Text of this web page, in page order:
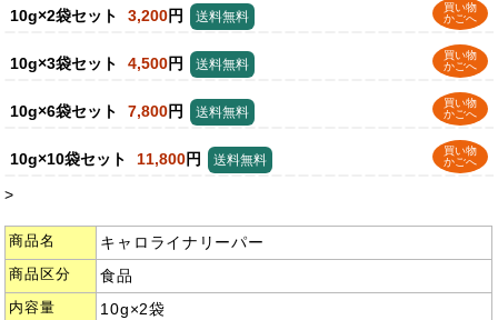
10g×2袋セット 3,200円
買い物
かごへ
送料無料
10g×3袋セット 4,500円
買い物
かごへ
送料無料
10g×6袋セット 7,800円
買い物
かごへ
送料無料
10g×10袋セット 11,800円
買い物
かごへ
送料無料
>
商品名 キャロライナリーパー
商品区分 食品
内容量 10g×2袋